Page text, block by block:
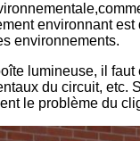
environnant
environnements.
lumineuse, il
du circuit, etc.
le problème du